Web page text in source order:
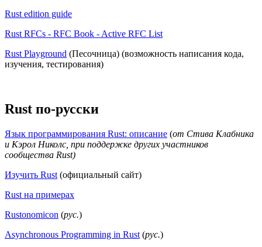
Rust edition guide
Rust RFCs - RFC Book - Active RFC List
Rust Playground (Песочница) (возможность написания кода,
изучения, тестирования)
Rust по-русски
Язык программирования Rust: описание (от Стива Клабника
и Кэрол Николс, при поддержке других участников
сообщества Rust)
Изучить Rust (официальный сайт)
Rust на примерах
Rustonomicon (рус.)
Asynchronous Programming in Rust (рус.)